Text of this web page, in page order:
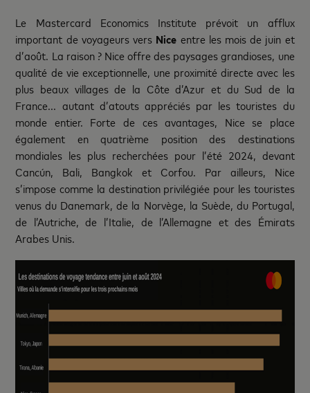
Le Mastercard Economics Institute prévoit un afflux
important de voyageurs vers Nice entre les mois de juin et
d’août. La raison ? Nice offre des paysages grandioses, une
qualité de vie exceptionnelle, une proximité directe avec les
plus beaux villages de la Côte d’Azur et du Sud de la
France... autant d’atouts appréciés par les touristes du
monde entier. Forte de ces avantages, Nice se place
également en quatrième position des destinations
mondiales les plus recherchées pour l’été 2024, devant
Cancún, Bali, Bangkok et Corfou. Par ailleurs, Nice
s’impose comme la destination privilégiée pour les touristes
venus du Danemark, de la Norvège, la Suède, du Portugal,
de l’Autriche, de l’Italie, de l’Allemagne et des Émirats
Arabes Unis.